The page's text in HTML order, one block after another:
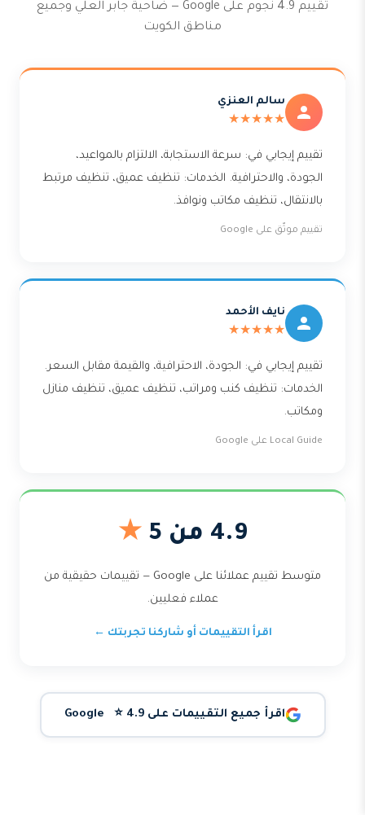
تقييم 4.9 نجوم على Google — ضاحية جابر العلي وجميع
مناطق الكويت
سالم العنزي
★★★★★
تقييم إيجابي في: سرعة الاستجابة، الالتزام بالمواعيد،
الجودة، والاحترافية. الخدمات: تنظيف عميق، تنظيف مرتبط
بالانتقال، تنظيف مكاتب ونوافذ.
تقييم موثّق على Google
نايف الأحمد
★★★★★
تقييم إيجابي في: الجودة، الاحترافية، والقيمة مقابل السعر.
الخدمات: تنظيف كنب ومراتب، تنظيف عميق، تنظيف منازل
ومكاتب.
Local Guide على Google
4.9 من 5 ★
متوسط تقييم عملائنا على Google — تقييمات حقيقية من
عملاء فعليين.
اقرأ التقييمات أو شاركنا تجربتك ←
اقرأ جميع التقييمات على Google ⭐ 4.9